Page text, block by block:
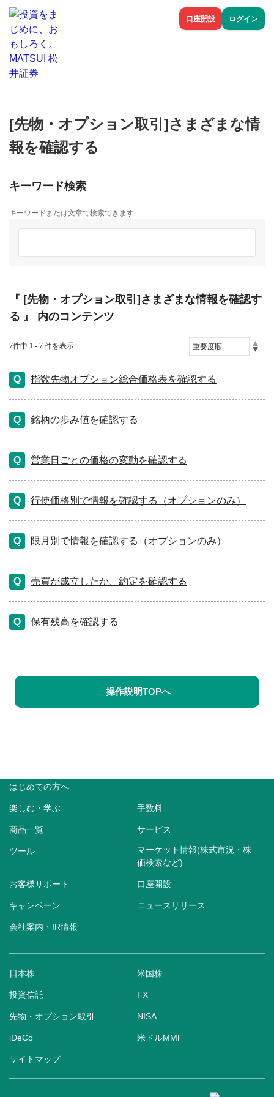
口座開設 ログイン
[先物・オプション取引]さまざまな情
報を確認する
キーワード検索
キーワードまたは文章で検索できます
『 [先物・オプション取引]さまざまな情報を確認す
る 』 内のコンテンツ
7件中 1 - 7 件を表示
指数先物オプション総合価格表を確認する
銘柄の歩み値を確認する
営業日ごとの価格の変動を確認する
行使価格別で情報を確認する（オプションのみ）
限月別で情報を確認する（オプションのみ）
売買が成立したか、約定を確認する
保有残高を確認する
操作説明TOPへ
はじめての方へ
楽しむ・学ぶ 手数料
商品一覧 サービス
ツール
マーケット情報(株式市況・株
価検索など)
お客様サポート 口座開設
キャンペーン ニュースリリース
会社案内・IR情報
日本株 米国株
投資信託 FX
先物・オプション取引 NISA
iDeCo 米ドルMMF
サイトマップ